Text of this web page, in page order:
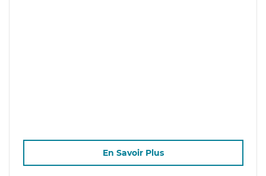
En Savoir Plus